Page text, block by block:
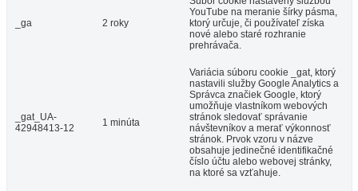
_ga 2 roky
YouTube na meranie šírky pásma,
ktorý určuje, či používateľ získa
nové alebo staré rozhranie
prehrávača.
_gat_UA-
42948413-12
1 minúta
Variácia súboru cookie _gat, ktorý
nastavili služby Google Analytics a
Správca značiek Google, ktorý
umožňuje vlastníkom webových
stránok sledovať správanie
návštevníkov a merať výkonnosť
stránok. Prvok vzoru v názve
obsahuje jedinečné identifikačné
číslo účtu alebo webovej stránky,
na ktoré sa vzťahuje.